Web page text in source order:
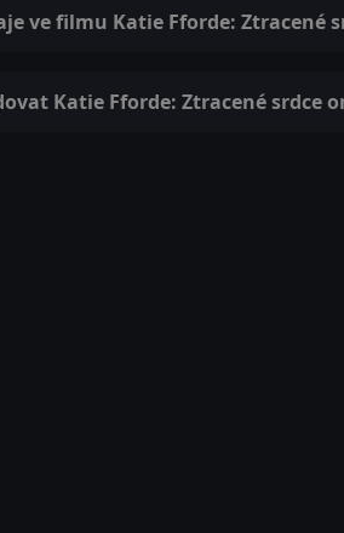
ve filmu Katie Fforde: Ztracené
Katie Fforde: Ztracené srdce